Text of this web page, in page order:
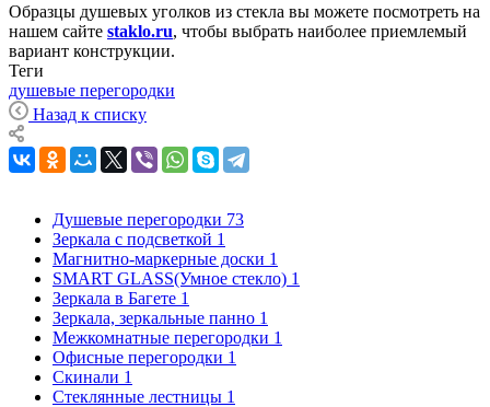
Образцы душевых уголков из стекла вы можете посмотреть на
нашем сайте staklo.ru, чтобы выбрать наиболее приемлемый
вариант конструкции.
Теги
душевые перегородки
Назад к списку
Душевые перегородки 73
Зеркала с подсветкой 1
Магнитно-маркерные доски 1
SMART GLASS(Умное стекло) 1
Зеркала в Багете 1
Зеркала, зеркальные панно 1
Межкомнатные перегородки 1
Офисные перегородки 1
Скинали 1
Стеклянные лестницы 1